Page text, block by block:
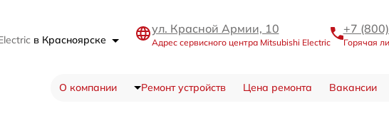
в Красноярске
ул. Красной Армии, 10
Адрес сервисного центра Mitsubishi Electric
+7
Горячая
О компании Ремонт устройств Цена ремонта Вакансии